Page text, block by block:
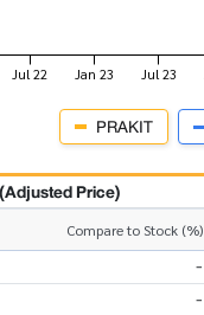
PRAKIT
Price)
Compare to Stock (%)
-
-